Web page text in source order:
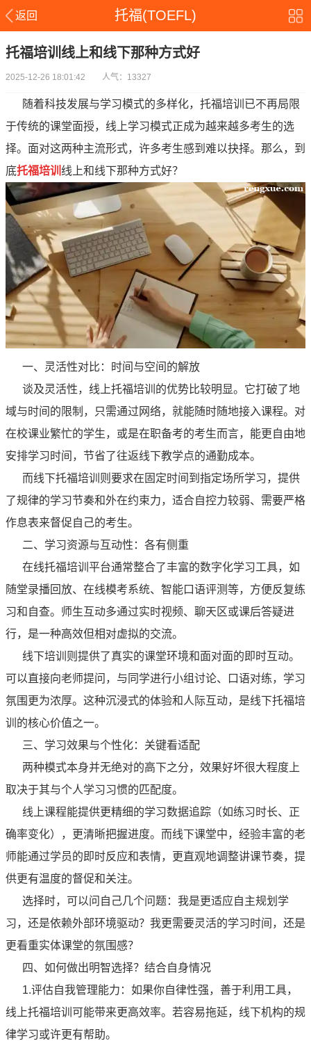
返回 托福(TOEFL)
托福培训线上和线下那种方式好
2025-12-26 18:01:42 人气：13327
随着科技发展与学习模式的多样化，托福培训已不再局限
于传统的课堂面授，线上学习模式正成为越来越多考生的选
择。面对这两种主流形式，许多考生感到难以抉择。那么，到
底托福培训 线上和线下那种方式好？
一、灵活性对比：时间与空间的解放
谈及灵活性，线上托福培训的优势比较明显。它打破了地
域与时间的限制，只需通过网络，就能随时随地接入课程。对
在校课业繁忙的学生，或是在职备考的考生而言，能更自由地
安排学习时间，节省了往返线下教学点的通勤成本。
而线下托福培训则要求在固定时间到指定场所学习，提供
了规律的学习节奏和外在约束力，适合自控力较弱、需要严格
作息表来督促自己的考生。
二、学习资源与互动性：各有侧重
在线托福培训平台通常整合了丰富的数字化学习工具，如
随堂录播回放、在线模考系统、智能口语评测等，方便反复练
习和自查。师生互动多通过实时视频、聊天区或课后答疑进
行，是一种高效但相对虚拟的交流。
线下培训则提供了真实的课堂环境和面对面的即时互动。
可以直接向老师提问，与同学进行小组讨论、口语对练，学习
氛围更为浓厚。这种沉浸式的体验和人际互动，是线下托福培
训的核心价值之一。
三、学习效果与个性化：关键看适配
两种模式本身并无绝对的高下之分，效果好坏很大程度上
取决于其与个人学习习惯的匹配度。
线上课程能提供更精细的学习数据追踪（如练习时长、正
确率变化），更清晰把握进度。而线下课堂中，经验丰富的老
师能通过学员的即时反应和表情，更直观地调整讲课节奏，提
供更有温度的督促和关注。
选择时，可以问自己几个问题：我是更适应自主规划学
习，还是依赖外部环境驱动？我更需要灵活的学习时间，还是
更看重实体课堂的氛围感？
四、如何做出明智选择？结合自身情况
1.评估自我管理能力：如果你自律性强，善于利用工具，
线上托福培训可能带来更高效率。若容易拖延，线下机构的规
律学习或许更有帮助。